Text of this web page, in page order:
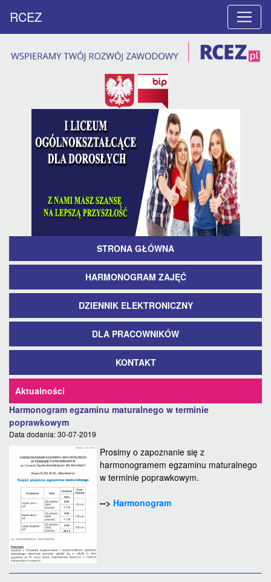
STRONA GŁÓWNA
HARMONOGRAM ZAJĘĆ
DZIENNIK ELEKTRONICZNY
DLA PRACOWNIKÓW
KONTAKT
RCEZ
Aktualności
Harmonogram egzaminu maturalnego w terminie
poprawkowym
Data dodania: 30-07-2019
Prosimy o zapoznanie się z
harmonogramem egzaminu maturalnego
w terminie poprawkowym.
--> Harmonogram